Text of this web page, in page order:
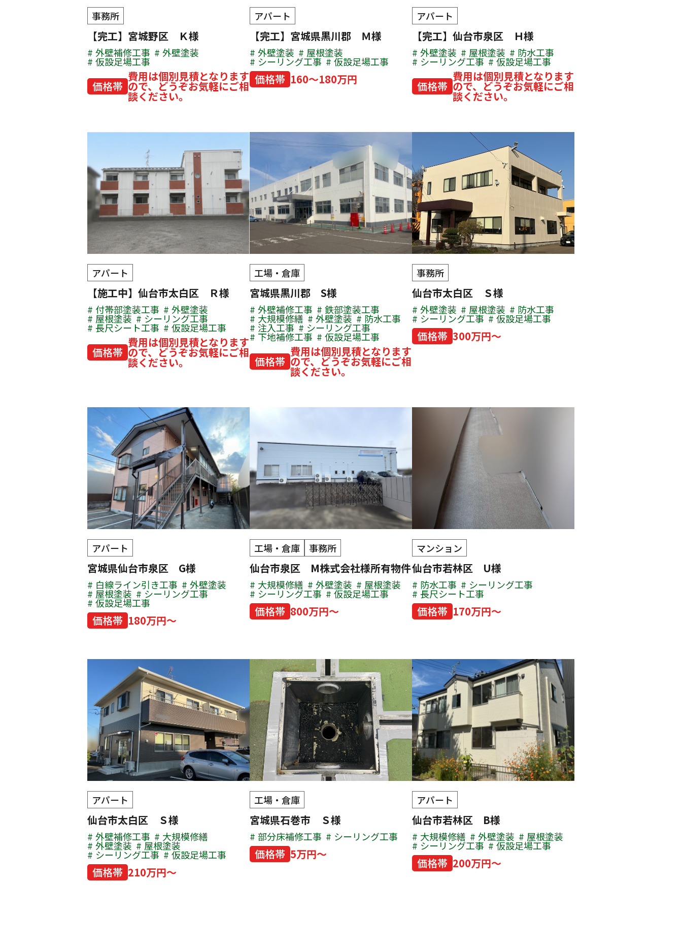
事務所
【完工】宮城野区 Ｋ様
外壁補修工事 外壁塗装
仮設足場工事
価格帯
費用は個別見積となります
ので、どうぞお気軽にご相
談ください。
アパート
【完工】宮城県黒川郡 Ｍ様
外壁塗装 屋根塗装
シーリング工事 仮設足場工事
価格帯 160～180万円
アパート
【完工】仙台市泉区 Ｈ様
外壁塗装 屋根塗装 防水工事
シーリング工事 仮設足場工事
価格帯
費用は個別見積となります
ので、どうぞお気軽にご相
談ください。
アパート
【施工中】仙台市太白区 Ｒ様
付帯部塗装工事 外壁塗装
屋根塗装 シーリング工事
長尺シート工事 仮設足場工事
価格帯
費用は個別見積となります
ので、どうぞお気軽にご相
談ください。
工場・倉庫
宮城県黒川郡 S様
外壁補修工事 鉄部塗装工事
大規模修繕 外壁塗装 防水工事
注入工事 シーリング工事
下地補修工事 仮設足場工事
価格帯
費用は個別見積となります
ので、どうぞお気軽にご相
談ください。
事務所
仙台市太白区 Ｓ様
外壁塗装 屋根塗装 防水工事
シーリング工事 仮設足場工事
価格帯 300万円～
アパート
宮城県仙台市泉区 G様
白線ライン引き工事 外壁塗装
屋根塗装 シーリング工事
仮設足場工事
価格帯 180万円～
工場・倉庫 事務所
仙台市泉区 M株式会社様所有物件
大規模修繕 外壁塗装 屋根塗装
シーリング工事 仮設足場工事
価格帯 800万円～
マンション
仙台市若林区 U様
防水工事 シーリング工事
長尺シート工事
価格帯 170万円～
アパート
仙台市太白区 Ｓ様
外壁補修工事 大規模修繕
外壁塗装 屋根塗装
シーリング工事 仮設足場工事
価格帯 210万円～
工場・倉庫
宮城県石巻市 Ｓ様
部分床補修工事 シーリング工事
価格帯 5万円～
アパート
仙台市若林区 B様
大規模修繕 外壁塗装 屋根塗装
シーリング工事 仮設足場工事
価格帯 200万円～